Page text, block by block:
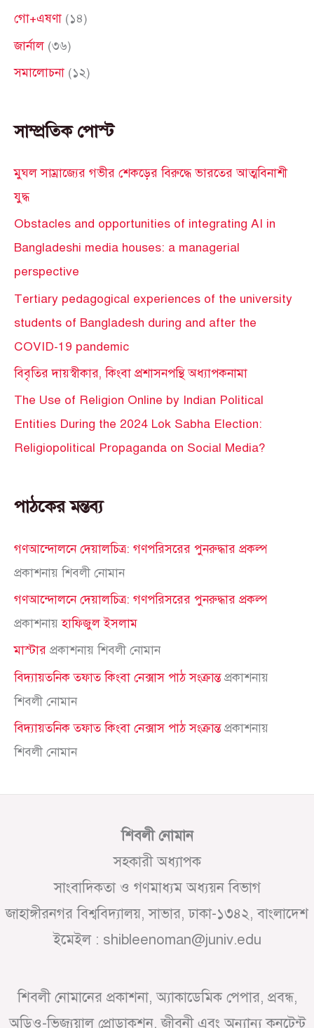
:গো+এষণা (১৪)
জার্নাল (৩৬)
সমালোচনা (১২)
সাম্প্রতিক পোস্ট
মুঘল সাম্রাজ্যের গভীর শেকড়ের বিরুদ্ধে ভারতের আত্মবিনাশী
যুদ্ধ
Obstacles and opportunities of integrating AI in
Bangladeshi media houses: a managerial
perspective
Tertiary pedagogical experiences of the university
students of Bangladesh during and after the
COVID-19 pandemic
বিবৃতির দায়স্বীকার, কিংবা প্রশাসনপন্থি অধ্যাপকনামা
The Use of Religion Online by Indian Political
Entities During the 2024 Lok Sabha Election:
Religiopolitical Propaganda on Social Media?
পাঠকের মন্তব্য
গণআন্দোলনে দেয়ালচিত্র: গণপরিসরের পুনরুদ্ধার প্রকল্প
প্রকাশনায়শিবলী নোমান
গণআন্দোলনে দেয়ালচিত্র: গণপরিসরের পুনরুদ্ধার প্রকল্প
প্রকাশনায়হাফিজুল ইসলাম
মাস্টার প্রকাশনায়শিবলী নোমান
বিদ্যায়তনিক তফাত কিংবা নেক্সাস পাঠ সংক্রান্তপ্রকাশনায়
শিবলী নোমান
বিদ্যায়তনিক তফাত কিংবা নেক্সাস পাঠ সংক্রান্তপ্রকাশনায়
শিবলী নোমান
শিবলী নোমান
সহকারী অধ্যাপক
সাংবাদিকতা ও গণমাধ্যম অধ্যয়ন বিভাগ
জাহাঙ্গীরনগর বিশ্ববিদ্যালয়, সাভার, ঢাকা-১৩৪২, বাংলাদেশ
ইমেইল : shibleenoman@juniv.edu
শিবলী নোমানের প্রকাশনা, অ্যাকাডেমিক পেপার, প্রবন্ধ,
অডিও-ভিজ্যুয়াল প্রোডাকশন, জীবনী এবং অন্যান্য কনটেন্ট